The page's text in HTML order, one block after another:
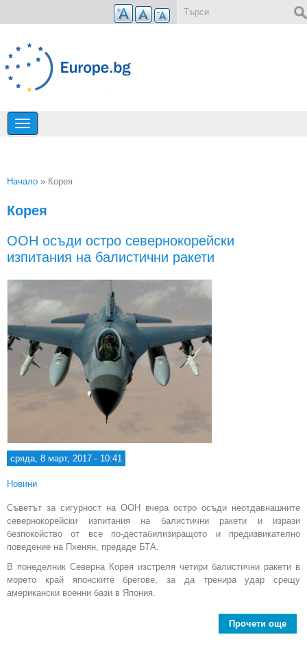
Премини към основното съдържание
Начало » Корея
Корея
ООН осъди остро севернокорейски
изпитания на балистични ракети
сряда, 8 март, 2017 - 10:41
Новини
Съветът за сигурност на ООН вчера остро осъди неотдавнашните
севернокорейски изпитания на балистични ракети и изрази
безпокойство от все по-дестабилизиращото и предизвикателно
поведение на Пхенян, предаде БТА.
В понеделник Северна Корея изстреля четири балистични ракети в
морето край японските брегове, за да тренира удар срещу
американски военни бази в Япония.
Прочети още